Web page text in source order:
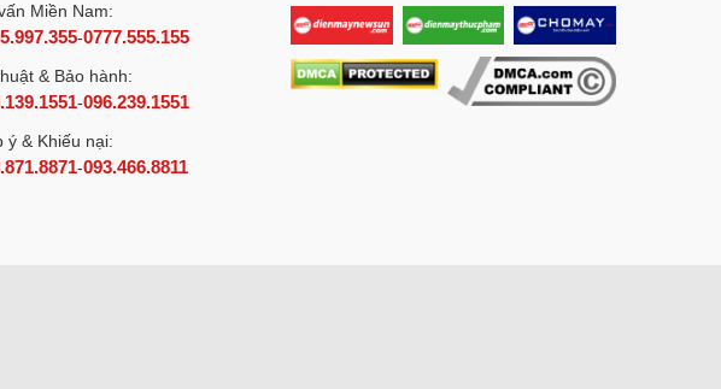
Miền Nam:
-0777.555.155
& Bảo hành:
-096.239.1551
ý & Khiếu nại:
-093.466.8811